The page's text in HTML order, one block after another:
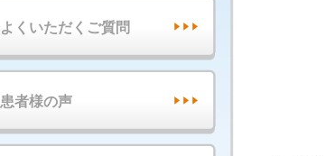
よくいただくご質問
患者様の声